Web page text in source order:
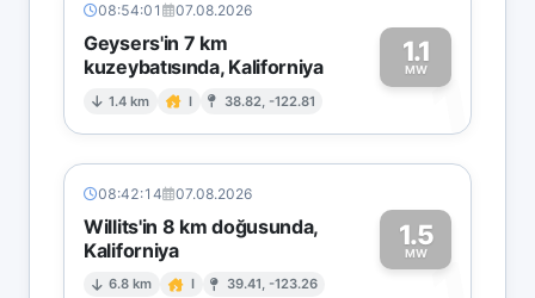
08:54:01 07.08.2026
Geysers'in 7 km
kuzeybatısında, Kaliforniya
1.4 km I 38.82, -122.81
1.1
MW1
08:42:14 07.08.2026
Willits'in 8 km doğusunda,
Kaliforniya
6.8 km I 39.41, -123.26
1.5
MW